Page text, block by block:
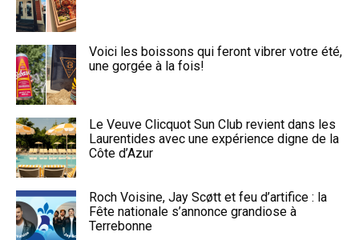
Voici les boissons qui feront vibrer votre été,
une gorgée à la fois!
Le Veuve Clicquot Sun Club revient dans les
Laurentides avec une expérience digne de la
Côte d’Azur
Roch Voisine, Jay Scøtt et feu d’artifice : la
Fête nationale s’annonce grandiose à
Terrebonne